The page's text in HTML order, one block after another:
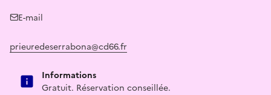
E-mail
prieuredeserrabona@cd66.fr
Informations
Gratuit. Réservation conseillée.